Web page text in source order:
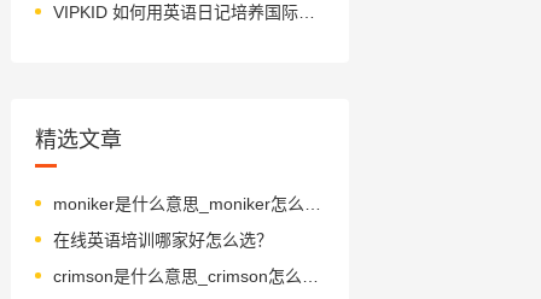
VIPKID 如何用英语日记培养国际化人才？
精选文章
在线英语培训哪家好怎么选？